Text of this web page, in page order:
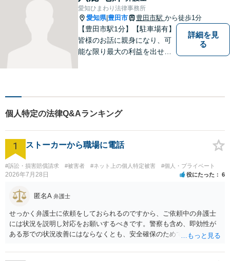
愛知ひまわり法律事務所
愛知県| 豊田市 豊田市駅 から徒歩1分
【豊田市駅1分】【駐車場有】
皆様のお話に親身になり、可
能な限り最大の利益を出せる
お困りの方はなんでもご相談
ください。先を見据えた解決
策をご提案いたします。
詳細を見
る
個人特定の法律Q&Aランキング
1 ストーカーから職場に電話
#訴訟・損害賠償請求 #被害者 #ネット上の個人特定被害 #個人・プライベート
2026年7月28日 役にたった 6
匿名A 弁護士
せっかく弁護士に依頼をしておられるのですから、ご依頼中の弁護士
には状況を説明し対応をお願いするべきです。警察も含め、即効性が
ある形での状況改善にはならなくとも、安全確保のためできることは